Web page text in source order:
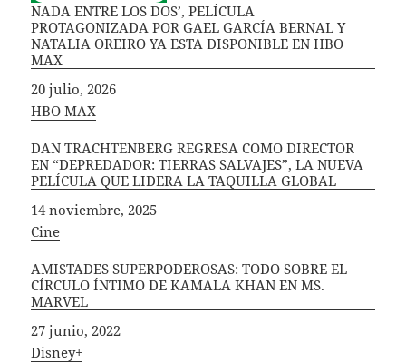
NADA ENTRE LOS DOS’, PELÍCULA
PROTAGONIZADA POR GAEL GARCÍA BERNAL Y
NATALIA OREIRO YA ESTA DISPONIBLE EN HBO
MAX
Fecha
20 julio, 2026
In relation to
HBO MAX
DAN TRACHTENBERG REGRESA COMO DIRECTOR
EN “DEPREDADOR: TIERRAS SALVAJES”, LA NUEVA
PELÍCULA QUE LIDERA LA TAQUILLA GLOBAL
Fecha
14 noviembre, 2025
In relation to
Cine
AMISTADES SUPERPODEROSAS: TODO SOBRE EL
CÍRCULO ÍNTIMO DE KAMALA KHAN EN MS.
MARVEL
Fecha
27 junio, 2022
In relation to
Disney+